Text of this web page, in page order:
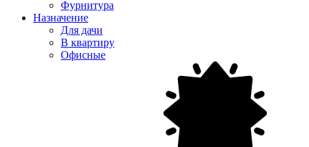
Фурнитура
Назначение
Для дачи
В квартиру
Офисные